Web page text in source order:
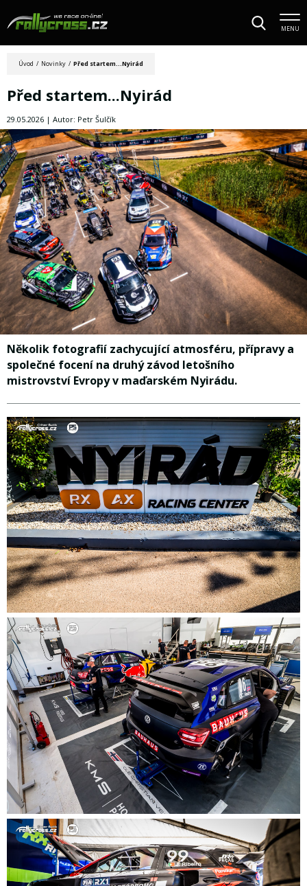
MENU
Úvod / Novinky / Před startem...Nyirád
Před startem...Nyirád
29.05.2026 | Autor: Petr Šulčík
Několik fotografií zachycující atmosféru, přípravy a
společné focení na druhý závod letošního
mistrovství Evropy v maďarském Nyirádu.